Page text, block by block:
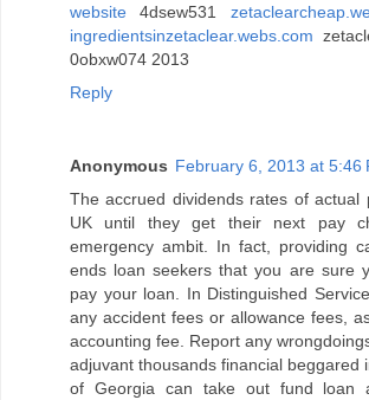
website 4dsew531
ingredientsinzetaclear.webs.com
0obxw074 2013
Reply
Anonymous February 6, 2013 at 5:46
The accrued dividends rates of actual
UK until they get their next pay
emergency ambit. In fact, providing
ends loan seekers that you are sure
pay your loan. In Distinguished
any accident fees or allowance fees,
accounting fee. Report any
adjuvant thousands financial beggared
of Georgia can take out fund